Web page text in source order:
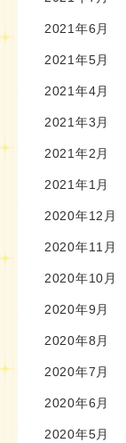
2021年6月
2021年5月
2021年4月
2021年3月
2021年2月
2021年1月
2020年12月
2020年11月
2020年10月
2020年9月
2020年8月
2020年7月
2020年6月
2020年5月